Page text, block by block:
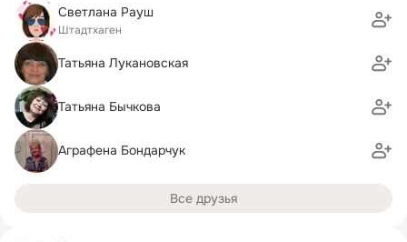
Светлана Рауш
Штадтхаген
Татьяна Лукановская
Татьяна Бычкова
Аграфена Бондарчук
Все друзья